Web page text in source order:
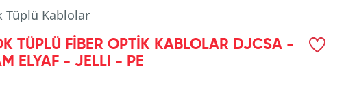
Tüplü Kablolar
TÜPLÜ FİBER OPTİK KABLOLAR DJCSA -
ELYAF - JELLI - PE